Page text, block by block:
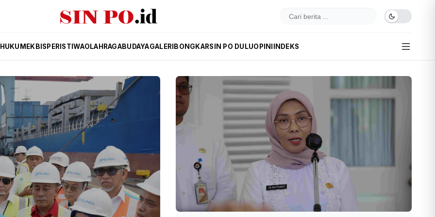
HUKUM EKBIS PERISTIWAOLAHRAGABUDAYAGALERI BONGKARSIN PO DULUOPINI INDEKS